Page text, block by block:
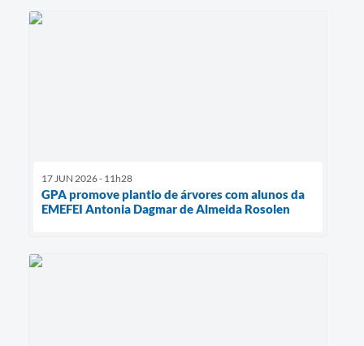
17 JUN 2026 - 11h28
GPA promove plantio de árvores com alunos da
EMEFEI Antonia Dagmar de Almeida Rosolen